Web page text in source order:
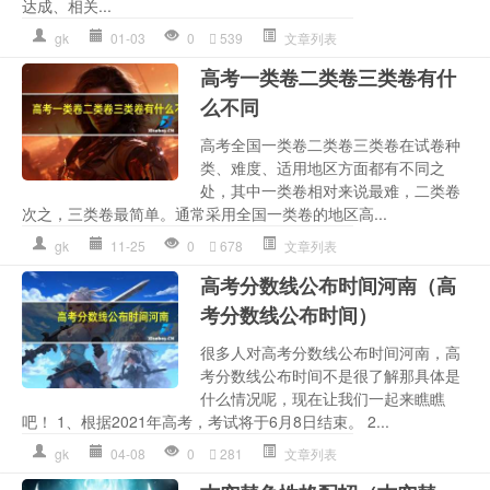
达成、相关...
gk 01-03 0 539 文章列表
高考一类卷二类卷三类卷有什
么不同
高考全国一类卷二类卷三类卷在试卷种
类、难度、适用地区方面都有不同之
处，其中一类卷相对来说最难，二类卷
次之，三类卷最简单。通常采用全国一类卷的地区高...
gk 11-25 0 678 文章列表
高考分数线公布时间河南（高
考分数线公布时间）
很多人对高考分数线公布时间河南，高
考分数线公布时间不是很了解那具体是
什么情况呢，现在让我们一起来瞧瞧
吧！ 1、根据2021年高考，考试将于6月8日结束。 2...
gk 04-08 0 281 文章列表